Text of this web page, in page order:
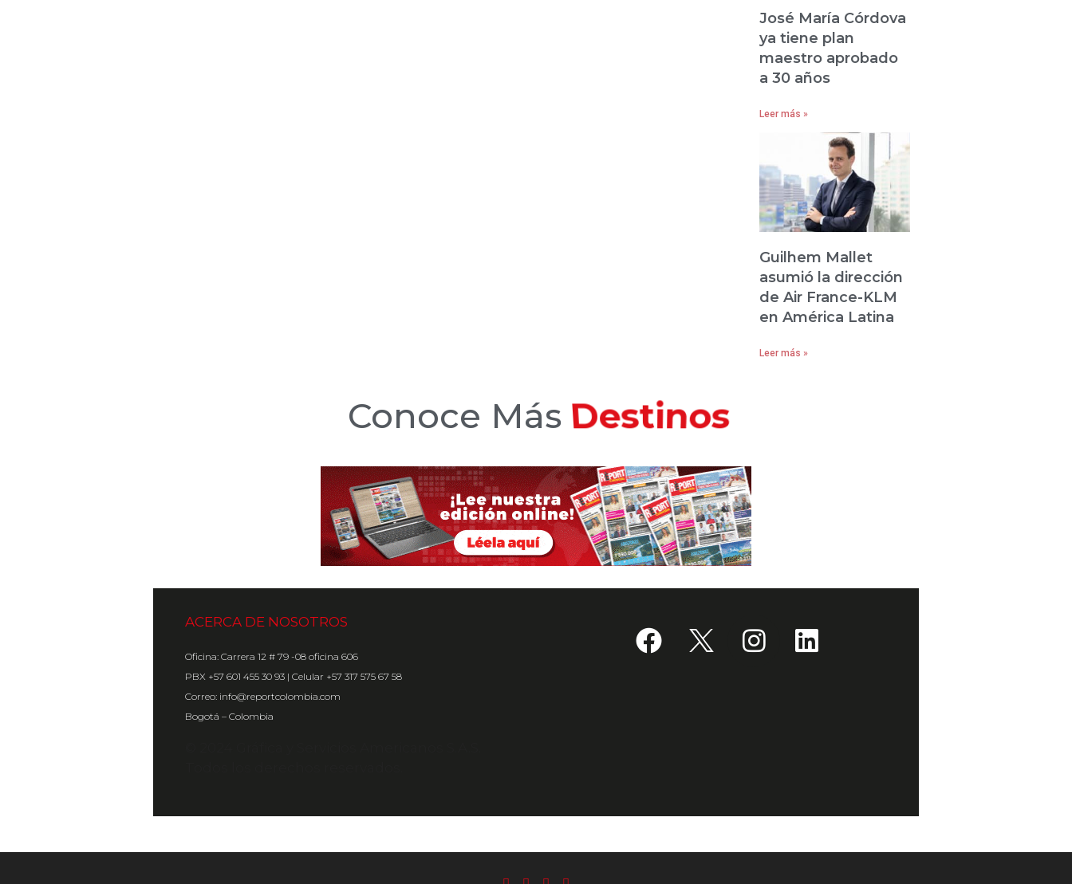
José María Córdova
ya tiene plan
maestro aprobado
a 30 años
Leer más »
Guilhem Mallet
asumió la dirección
de Air France-KLM
en América Latina
Leer más »
Conoce MásHoteles
ACERCA DE NOSOTROS
Oficina: Carrera 12 # 79 -08 oficina 606
PBX +57 601 455 30 93 | Celular +57 317 575 67 58
Correo: info@reportcolombia.com
Bogotá – Colombia